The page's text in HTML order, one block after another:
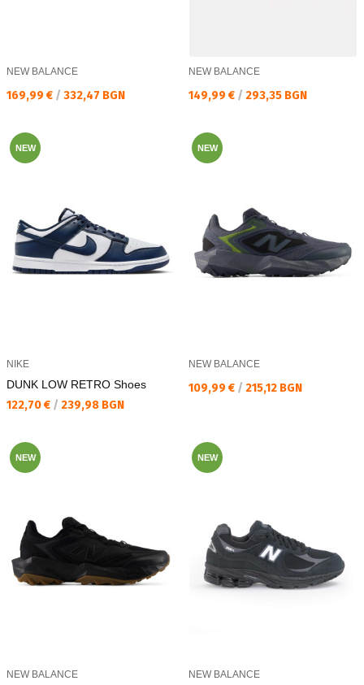
NEW BALANCE
Текуща цена:
169,99 € / 332,47 BGN
NEW BALANCE
Текуща цена:
149,99 € / 293,35 BGN
NEW
NIKE
DUNK LOW RETRO Shoes
Текуща цена:
122,70 € / 239,98 BGN
NEW
NEW BALANCE
Текуща цена:
109,99 € / 215,12 BGN
NEW
NEW BALANCE
NEW
NEW BALANCE